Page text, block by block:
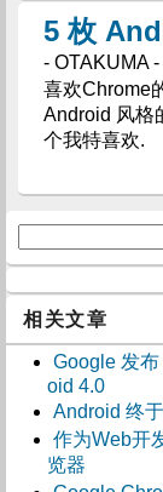
5 枚
- OTAKUMA
喜欢Chrome
Android 风格
个我特喜欢.
相关文章
Google 发
oid 4.0
Android 终
作为Web开
览器